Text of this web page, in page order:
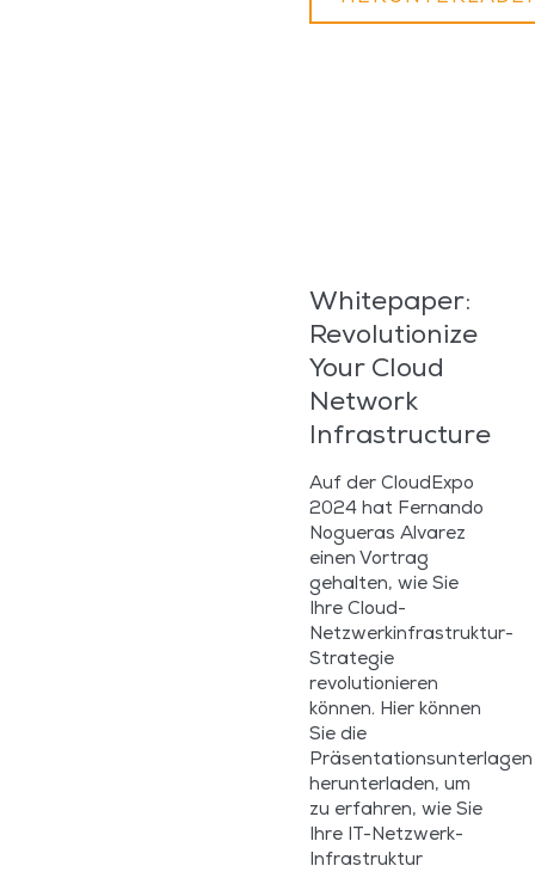
Whitepaper:
Revolutionize
Your Cloud
Network
Infrastructure​
Auf der CloudExpo
2024 hat Fernando
Nogueras Alvarez
einen Vortrag
gehalten, wie Sie
Ihre Cloud-
Netzwerkinfrastruktur-
Strategie
revolutionieren
können. Hier können
Sie die
Präsentationsunterlagen
herunterladen, um
zu erfahren, wie Sie
Ihre IT-Netzwerk-
Infrastruktur